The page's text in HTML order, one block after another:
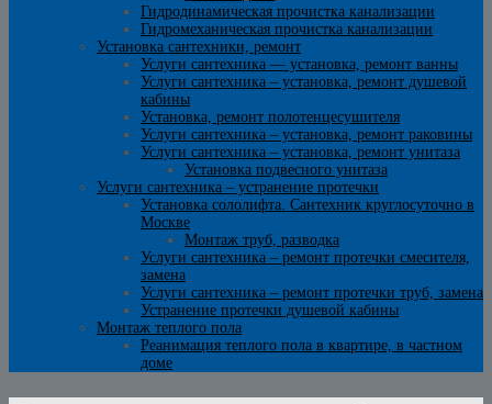
Гидродинамическая прочистка канализации
Гидромеханическая прочистка канализации
Установка сантехники, ремонт
Услуги сантехника — установка, ремонт ванны
Услуги сантехника – установка, ремонт душевой
кабины
Установка, ремонт полотенцесушителя
Услуги сантехника – установка, ремонт раковины
Услуги сантехника – установка, ремонт унитаза
Установка подвесного унитаза
Услуги сантехника – устранение протечки
Установка сололифта. Сантехник круглосуточно в
Москве
Монтаж труб, разводка
Услуги сантехника – ремонт протечки смесителя,
замена
Услуги сантехника – ремонт протечки труб, замена
Устранение протечки душевой кабины
Монтаж теплого пола
Реанимация теплого пола в квартире, в частном
доме